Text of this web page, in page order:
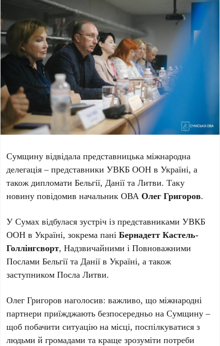
Сумщину відвідала представницька міжнародна
делегація – представники УВКБ ООН в Україні, а
також дипломати Бельгії, Данії та Литви. Таку
новину повідомив начальник ОВА Олег Григоров.
У Сумах відбулася зустріч із представниками УВКБ
ООН в Україні, зокрема паніБернадетт Кастель-
Голлінгсворт, Надзвичайними і Повноважними
Послами Бельгії та Данії в Україні, а також
заступником Посла Литви.
Олег Григоров наголосив: важливо, що міжнародні
партнери приїжджають безпосередньо на Сумщину –
щоб побачити ситуацію на місці, поспілкуватися з
людьми й громадами та краще зрозуміти потреби